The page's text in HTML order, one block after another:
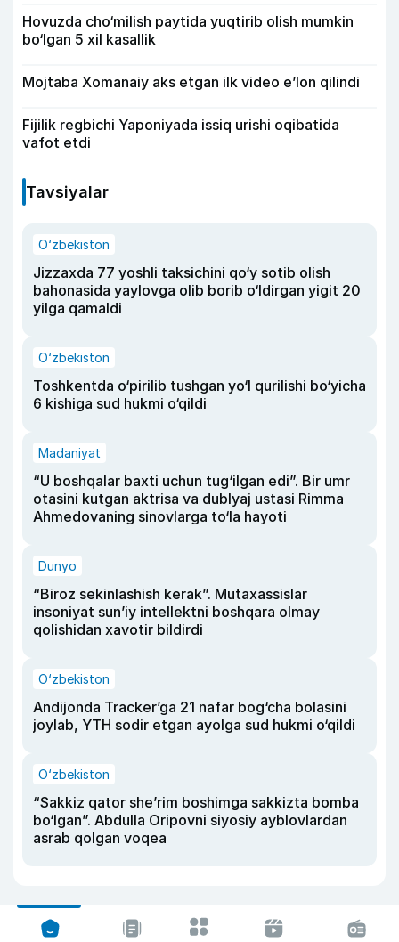
Hovuzda cho‘milish paytida yuqtirib olish mumkin
bo‘lgan 5 xil kasallik
Mojtaba Xomanaiy aks etgan ilk video e’lon qilindi
Fijilik regbichi Yaponiyada issiq urishi oqibatida
vafot etdi
Tavsiyalar
O‘zbekiston
Jizzaxda 77 yoshli taksichini qo‘y sotib olish
bahonasida yaylovga olib borib o‘ldirgan yigit 20
yilga qamaldi
O‘zbekiston
Toshkentda o‘pirilib tushgan yo‘l qurilishi bo‘yicha
6 kishiga sud hukmi o‘qildi
Madaniyat
“U boshqalar baxti uchun tug‘ilgan edi”. Bir umr
otasini kutgan aktrisa va dublyaj ustasi Rimma
Ahmedovaning sinovlarga to‘la hayoti
Dunyo
“Biroz sekinlashish kerak”. Mutaxassislar
insoniyat sun’iy intellektni boshqara olmay
qolishidan xavotir bildirdi
O‘zbekiston
Andijonda Tracker’ga 21 nafar bog‘cha bolasini
joylab, YTH sodir etgan ayolga sud hukmi o‘qildi
O‘zbekiston
“Sakkiz qator she’rim boshimga sakkizta bomba
bo‘lgan”. Abdulla Oripovni siyosiy ayblovlardan
asrab qolgan voqea